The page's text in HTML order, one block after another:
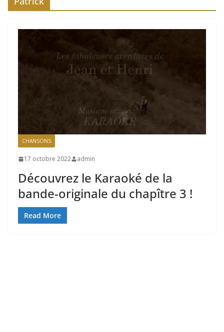
CHANSONS
17 octobre 2022 admin
Découvrez le Karaoké de la
bande-originale du chapître 3 !
Read More